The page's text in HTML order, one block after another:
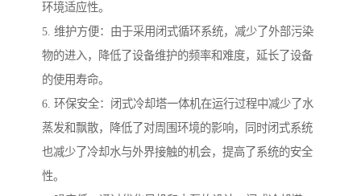
环境适应性。
5. 维护方便：由于采用闭式循环系统，减少了外部污染
物的进入，降低了设备维护的频率和难度，延长了设备
的使用寿命。
6. 环保安全：闭式冷却塔一体机在运行过程中减少了水
蒸发和飘散，降低了对周围环境的影响，同时闭式系统
也减少了冷却水与外界接触的机会，提高了系统的安全
性。